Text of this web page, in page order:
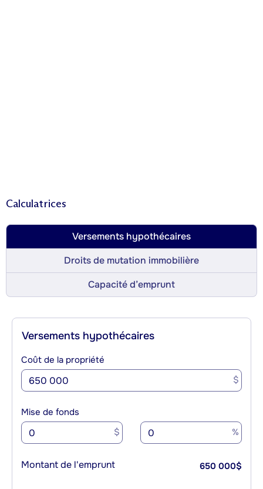
Calculatrices
Versements hypothécaires
Droits de mutation immobilière
Capacité d’emprunt
Versements hypothécaires
Coût de la propriété
$
Mise de fonds
$ %
Montant de l'emprunt 650 000$